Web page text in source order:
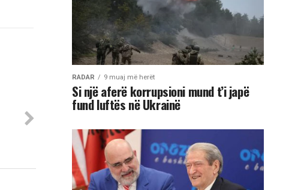
RADAR 9 muaj më herët
Si një aferë korrupsioni mund t’i japë
fund luftës në Ukrainë